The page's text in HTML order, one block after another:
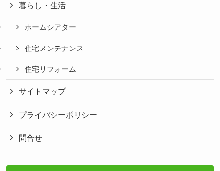
暮らし・生活
ホームシアター
住宅メンテナンス
住宅リフォーム
サイトマップ
プライバシーポリシー
問合せ